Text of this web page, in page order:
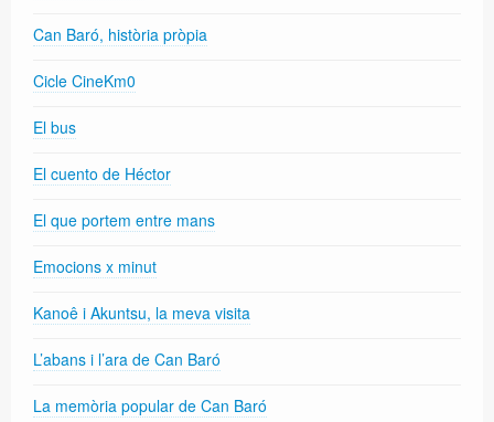
Can Baró, història pròpia
Cicle CineKm0
El bus
El cuento de Héctor
El que portem entre mans
Emocions x minut
Kanoê i Akuntsu, la meva visita
L’abans i l’ara de Can Baró
La memòria popular de Can Baró